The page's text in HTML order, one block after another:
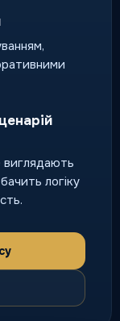
виглядають
логіку